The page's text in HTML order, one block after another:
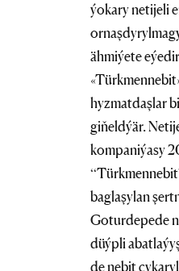
ýokary netijeli
ähmiýete
hyzmatdaşlar
giňeldýär.
kompaniýasy
baglaşylan
Goturdepede
düýpli
de nebit